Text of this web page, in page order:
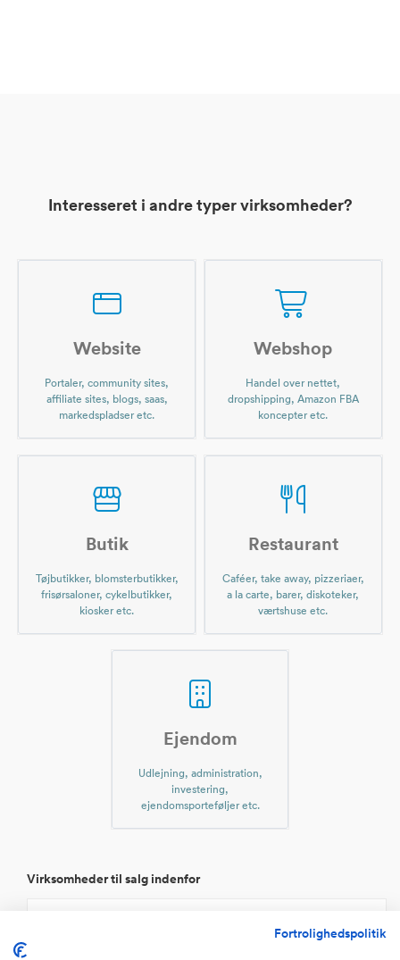
Interesseret i andre typer virksomheder?
Website
Portaler, community sites,
affiliate sites, blogs, saas,
markedspladser etc.
Webshop
Handel over nettet,
dropshipping, Amazon FBA
koncepter etc.
Butik
Tøjbutikker, blomsterbutikker,
frisørsaloner, cykelbutikker,
kiosker etc.
Restaurant
Caféer, take away, pizzeriaer,
a la carte, barer, diskoteker,
værtshuse etc.
Ejendom
Udlejning, administration,
investering,
ejendomsporteføljer etc.
Virksomheder til salg indenfor
Fortrolighedspolitik